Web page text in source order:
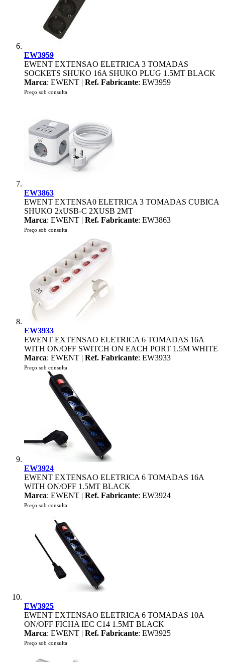
EW3959
EWENT EXTENSAO ELETRICA 3 TOMADAS
SOCKETS SHUKO 16A SHUKO PLUG 1.5MT BLACK
Marca: EWENT | Ref. Fabricante: EW3959
Preço sob consulta
EW3863
EWENT EXTENSA0 ELETRICA 3 TOMADAS CUBICA
SHUKO 2xUSB-C 2XUSB 2MT
Marca: EWENT | Ref. Fabricante: EW3863
Preço sob consulta
EW3933
EWENT EXTENSAO ELETRICA 6 TOMADAS 16A
WITH ON/OFF SWITCH ON EACH PORT 1.5M WHITE
Marca: EWENT | Ref. Fabricante: EW3933
Preço sob consulta
EW3924
EWENT EXTENSAO ELETRICA 6 TOMADAS 16A
WITH ON/OFF 1.5MT BLACK
Marca: EWENT | Ref. Fabricante: EW3924
Preço sob consulta
EW3925
EWENT EXTENSAO ELETRICA 6 TOMADAS 10A
ON/OFF FICHA IEC C14 1.5MT BLACK
Marca: EWENT | Ref. Fabricante: EW3925
Preço sob consulta